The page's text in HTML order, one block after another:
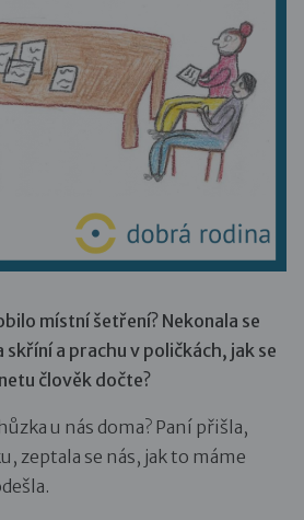
místní šetření? Nekonala se
a prachu v poličkách, jak se
člověk dočte?
u nás doma? Paní přišla,
zeptala se nás, jak to máme